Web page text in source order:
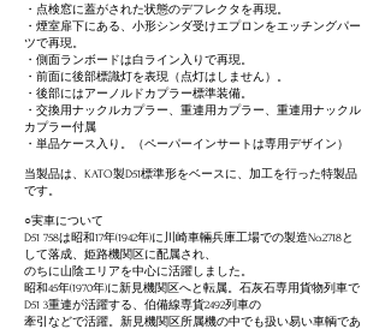
​・点検窓に蓋がされた状態のデフレクタを再現。
・煙室扉下にある、小形シンダ受けエプロンをエッチングパー
ツで再現。
・側面ランボードは白ライン入りで再現。
・前面に後部標識灯を表現（点灯はしません）。
・後部にはアーノルドカプラー標準装備。
・交換用ナックルカプラー、重連用カプラー、 重連用ナックル
カプラー付属
​・単品ケース入り。（ペーパーインサートは専用デザイン）
当製品は、KATO製D51標準形をベースに、加工を行った特製品
です
○実車について​
D51 758は昭和17年(1942年)に川崎車輛兵庫工場での製造No.2718と
して落成、姫路機関区に配属され、
のちに山陰エリアを中心に活躍しました。
昭和45年(1970年)に新見機関区へと転属。石灰石専用貨物列車で
D51 3重連が活躍する、伯備線専貨2492列車の
牽引などで活躍。新見機関区所属機の中でも扱い易い車輌であ